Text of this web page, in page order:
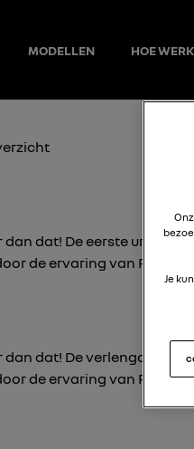
MODELLEN HOE
dan dat! De eerste urban
de ervaring van
dan dat! De verlengde
de ervaring van
Je